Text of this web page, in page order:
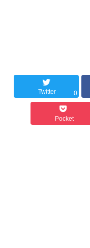
Twitter 0
Pocket